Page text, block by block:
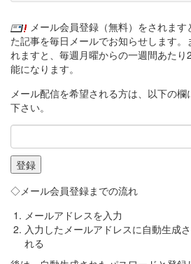
メール会員登録（無料）をされま
た記事を毎日メールでお知らせします。
れますと、毎週月曜からの一週間あた
能になります。
メール配信を希望される方は、以下の
下さい。
◇メール会員登録までの流れ
メールアドレスを入力
入力したメールアドレスに自動生成
れる